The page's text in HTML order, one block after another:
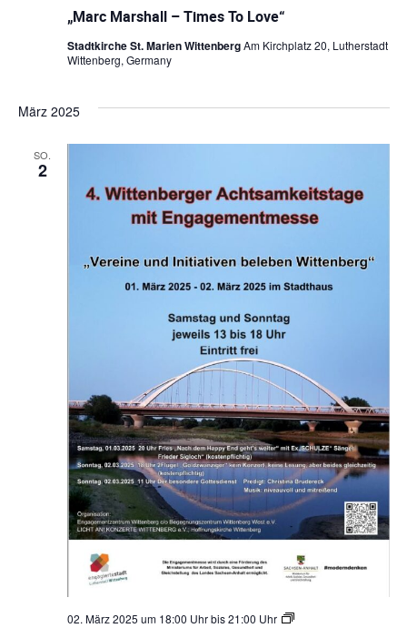
„Marc Marshall – Times To Love“
Stadtkirche St. Marien WittenbergAm Kirchplatz 20, Lutherstadt
Wittenberg, Germany
März 2025
SO.
2
02. März 2025 um 18:00 Uhrbis21:00 Uhr
4